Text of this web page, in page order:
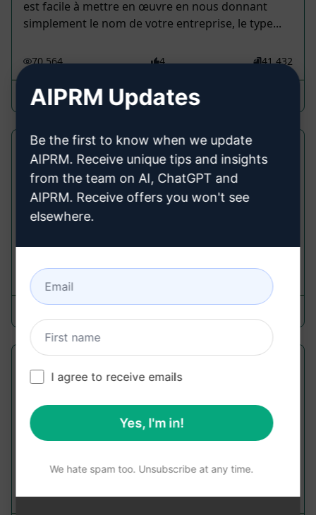
est facile à mettre en œuvre en nous donnant
simplement le nom de votre entreprise, le type...
70,564 4 41,432
Google Business Profile Services
Générer une Personne Acheteuse
Research Prompts
Générer une Personne Acheteuse, Avec Points de
Douleur, Objectifs, Comment pouvez-vous aider,
71,768 40,133
Écrivez un chapitre de livre; RAPIDE
(3/3)
Writing Prompts
Rédigez un chapitre de livre captivant [MISE À
71,307 4 39,465
AIPRM Updates
Be the first to know when we update
AIPRM. Receive unique tips and insights
from the team on AI, ChatGPT and
AIPRM. Receive offers you won't see
elsewhere.
I agree to receive emails
Yes, I'm in!
We hate spam too. Unsubscribe at any time.